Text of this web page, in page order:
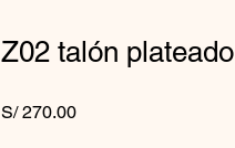
Z02 talón plateado
S/ 270.00Precio